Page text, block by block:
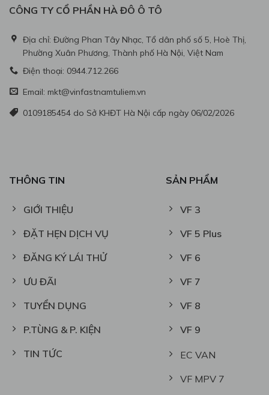
CÔNG TY CỔ PHẦN HÀ ĐÔ Ô TÔ
Địa chỉ: Đường Phan Tây Nhạc, Tổ dân phố số 5, Hoè Thị,
Phường Xuân Phương, Thành phố Hà Nội, Việt Nam
Điện thoại: 0944.712.266
Email: mkt@vinfastnamtuliem.vn
0109185454 do Sở KHĐT Hà Nội cấp ngày 06/02/2026
THÔNG TIN
GIỚI THIỆU
ĐẶT HẸN DỊCH VỤ
ĐĂNG KÝ LÁI THỬ
ƯU ĐÃI
TUYỂN DỤNG
P.TÙNG & P. KIỆN
TIN TỨC
SẢN PHẨM
VF 3
VF 5 Plus
VF 6
VF 7
VF 8
VF 9
EC VAN
VF MPV 7